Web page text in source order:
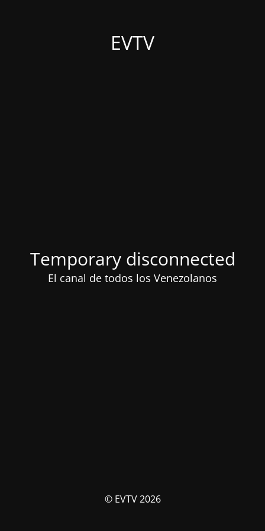
EVTV
Temporary disconnected
El canal de todos los Venezolanos
© EVTV 2026